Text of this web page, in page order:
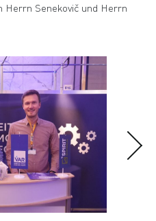
Herrn Senekovič und Herrn